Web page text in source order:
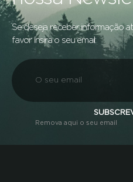
Se deseja receber informação
favor insira o seu email:
Remova aqui o seu email